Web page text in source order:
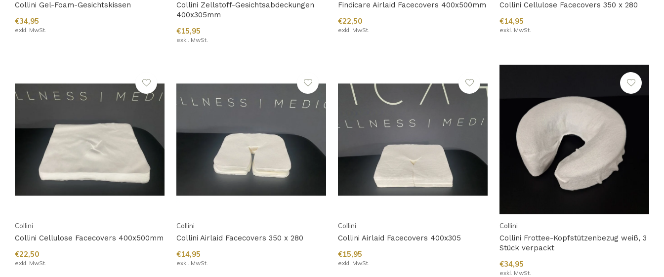
Collini Gel-Foam-Gesichtskissen
€34,95
exkl. MwSt.
Collini Zellstoff-Gesichtsabdeckungen
400x305mm
€15,95
exkl. MwSt.
Findicare Airlaid Facecovers 400x500mm
€22,50
exkl. MwSt.
Collini Cellulose Facecovers 350 x 280
€14,95
exkl. MwSt.
Collini
Collini Cellulose Facecovers 400x500mm
€22,50
exkl. MwSt.
Collini
Collini Airlaid Facecovers 350 x 280
€14,95
exkl. MwSt.
Collini
Collini Airlaid Facecovers 400x305
€15,95
exkl. MwSt.
Collini
Collini Frottee-Kopfstützenbezug weiß, 3
Stück verpackt
€34,95
exkl. MwSt.